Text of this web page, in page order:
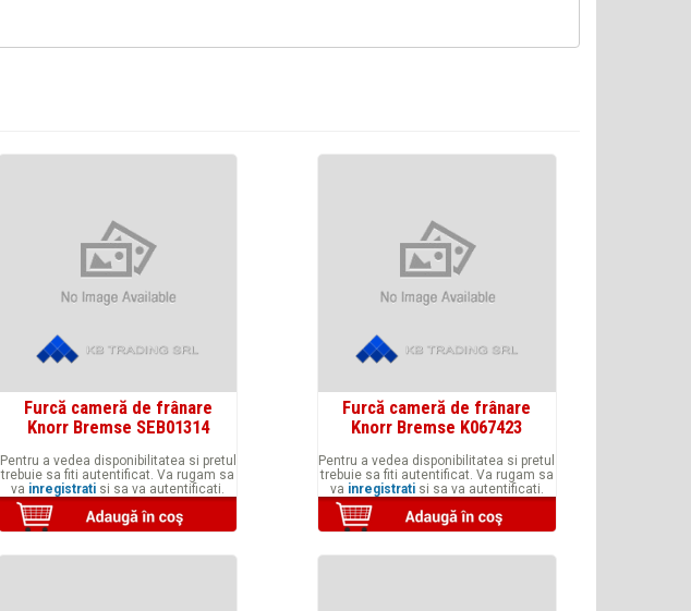
Furcă cameră de frânare
Knorr Bremse SEB01314
Pentru a vedea disponibilitatea si pretul
trebuie sa fiti autentificat. Va rugam sa
va inregistrati si sa va autentificati.
Furcă cameră de frânare
Knorr Bremse K067423
Pentru a vedea disponibilitatea si pretul
trebuie sa fiti autentificat. Va rugam sa
va inregistratisi sa va autentificati.